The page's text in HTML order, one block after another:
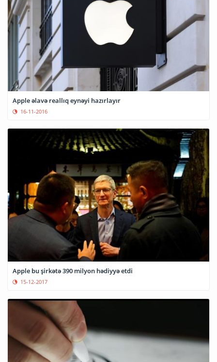
Apple əlavə reallıq eynəyi hazırlayır
16-11-2016
Apple bu şirkətə 390 milyon hədiyyə etdi
15-12-2017